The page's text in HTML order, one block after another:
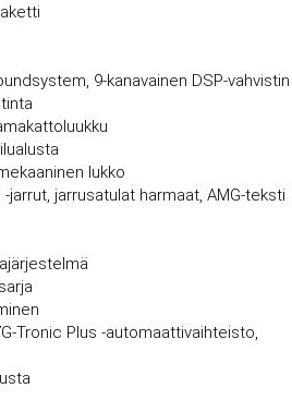
9-kanavainen DSP-vahvistin
lukko
jarrut, jarrusatulat harmaat, AMG-teksti
Tronic Plus -automaattivaihteisto,